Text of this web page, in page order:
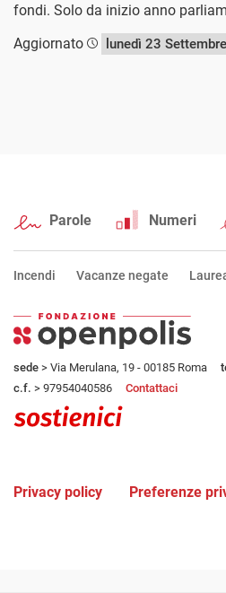
fondi. Solo da inizio anno
Aggiornato
lunedì 23
Parole Numeri
Incendi Vacanze negate
sede > Via Merulana, 19 - 00185 Roma
c.f. > 97954040586 Contattaci
Privacy policy Preferenze